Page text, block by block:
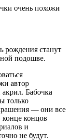
очень похожи
станут
подошве.
автор
Бабочка
только
— они все
концов
и
не будут.